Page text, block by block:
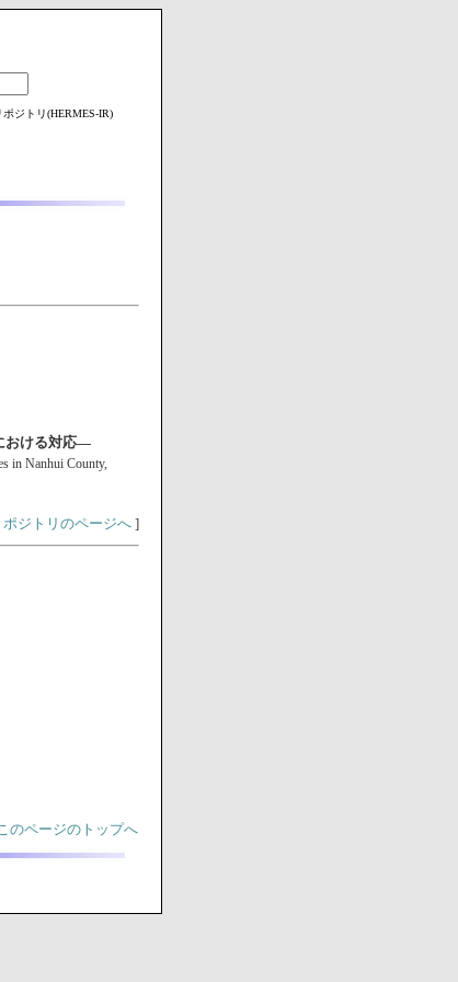
ジトリ(HERMES-IR)
おける対応―
in Nanhui County,
ポジトリのページへ ]
のページのトップへ